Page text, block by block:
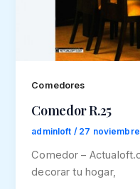
Comedores
Comedor R.25
adminloft / 27
Comedor –
decorar tu hogar,